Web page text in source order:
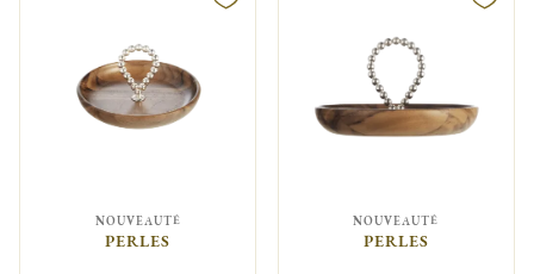
NOUVEAUTÉ
PERLES
NOUVEAUTÉ
PERLES